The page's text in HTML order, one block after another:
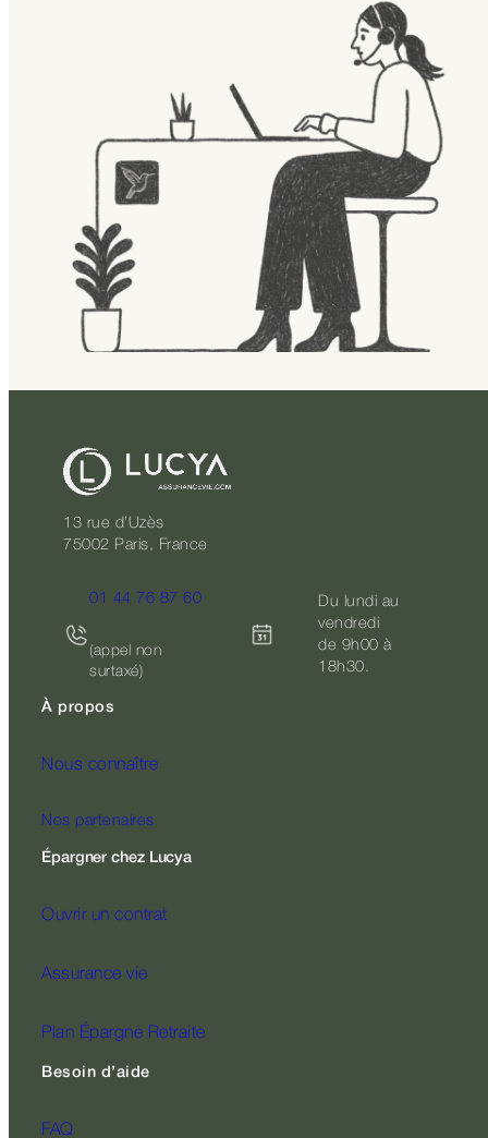
13 rue d’Uzès
75002 Paris, France
01 44 76 87 60
(appel non
surtaxé)
Du lundi au
vendredi
de 9h00 à
18h30.
À propos
Nous connaître
Nos partenaires
Épargner chez Lucya
Ouvrir un contrat
Assurance vie
Plan Épargne Retraite
Besoin d’aide
FAQ